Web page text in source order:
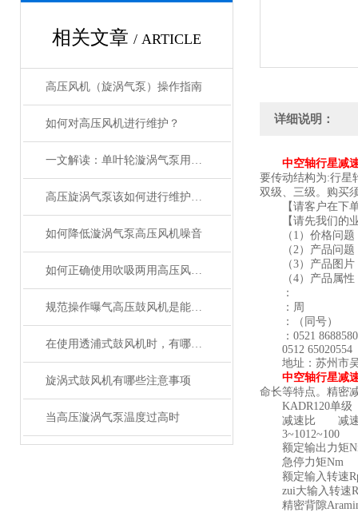
相关文章 / ARTICLE
高压风机（旋涡气泵）操作指南
如何对高压风机进行维护？
一文解读：单叶轮漩涡气泵用途及特点
高压旋涡气泵该如何进行维护保养
如何降低漩涡气泵高压风机噪音
如何正确使用吹吸两用高压风机进行操作？
规范操作曝气高压鼓风机是能保障供气质量的关键
在使用透浦式鼓风机时，有哪些问题？
旋涡式鼓风机有哪些注意事项
当高压漩涡气泵温度过高时
详细说明：
中空轴行星减
要传动结构为:行星
双级、三级。购买
【请客户在下单
【请先我们的业
（1）价格问题
（2）产品问题：
（3）产品图片：
（4）产品属性：
：
：周
：（同号）
：0521
0512 65020554
地址：苏州市吴
中空轴行星减
命长等特点。精密
KADR120单
减速比 减速
3~1012~100
额定输出力矩
急停力矩Nm
额定输入
zui大输入
精密背隙